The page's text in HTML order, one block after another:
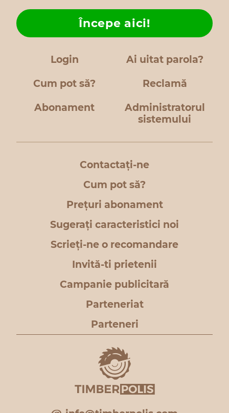
Login Ai uitat parola?
Cum pot să?
Începe aici!
Reclamă
Abonament
Administratorul
sistemului
Contactați-ne
Cum pot să?
Prețuri abonament
Sugerați caracteristici noi
Scrieți-ne o recomandare
Invită-ti prietenii
Campanie publicitară
Parteneriat
Parteneri